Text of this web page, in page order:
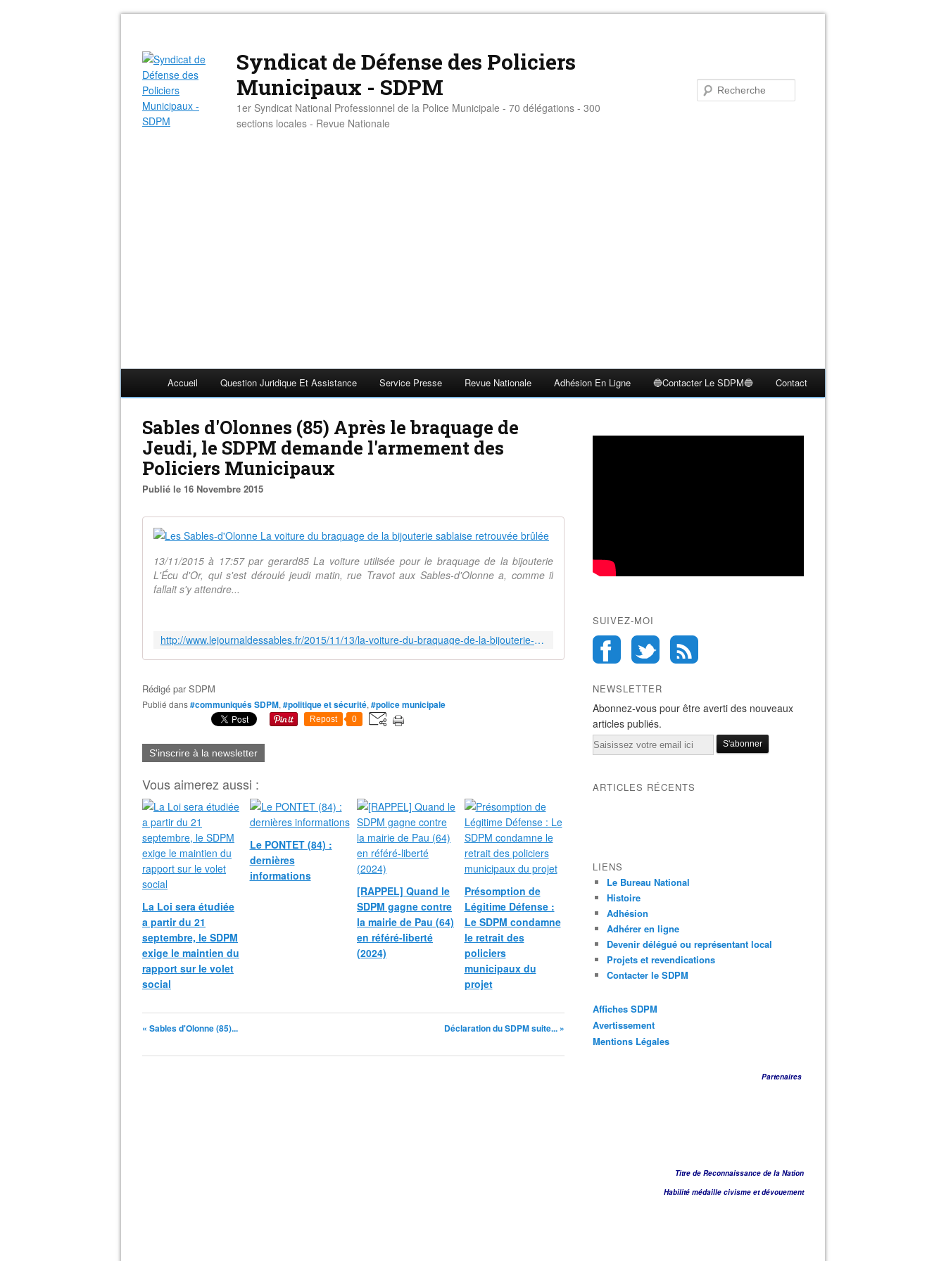
Syndicat de Défense des Policiers
Municipaux - SDPM
1er Syndicat National Professionnel de la Police Municipale - 70 délégations - 300
sections locales - Revue Nationale
Accueil Question Juridique Et Assistance Service Presse Revue Nationale Adhésion En Ligne 🔵Contacter Le SDPM🔵 Contact
Sables d'Olonnes (85) Après le braquage de
Jeudi, le SDPM demande l'armement des
Policiers Municipaux
Publié le 16 Novembre 2015
13/11/2015 à 17:57 par gerard85 La voiture utilisée pour le braquage de la bijouterie
L'Écu d'Or, qui s'est déroulé jeudi matin, rue Travot aux Sables-d'Olonne a, comme il
fallait s'y attendre...
http://www.lejournaldessables.fr/2015/11/13/la-voiture-du-braquage-de-la-bijouterie-sablaise-retrouvee-brulee/
Rédigé parSDPM
Publié dans#communiqués SDPM, #politique et sécurité, #police municipale
Repost 0
S'inscrire à la newsletter
Vous aimerez aussi :
La Loi sera étudiée
a partir du 21
septembre, le SDPM
exige le maintien du
rapport sur le volet
social
Le PONTET (84) :
dernières
informations
[RAPPEL] Quand le
SDPM gagne contre
la mairie de Pau (64)
en référé-liberté
(2024)
Présomption de
Légitime Défense :
Le SDPM condamne
le retrait des
policiers
municipaux du
projet
« Sables d'Olonne (85)... Déclaration du SDPM suite... »
SUIVEZ-MOI
NEWSLETTER
Abonnez-vous pour être averti des nouveaux
articles publiés.
Email
ARTICLES RÉCENTS
LIENS
Le Bureau National
Histoire
Adhésion
Adhérer en ligne
Devenir délégué ou représentant local
Projets et revendications
Contacter le SDPM
Affiches SDPM
Avertissement
Mentions Légales
Partenaires
Titre de Reconnaissance de la Nation
Habilité médaille civisme et dévouement